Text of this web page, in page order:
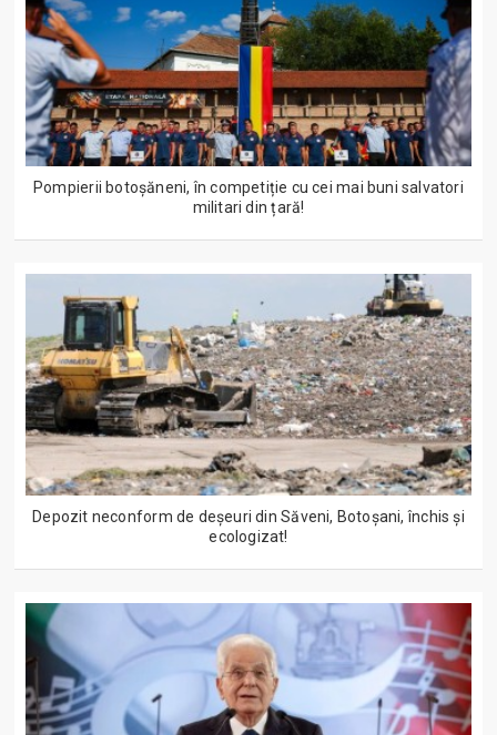
Pompierii botoșăneni, în competiție cu cei mai buni salvatori
militari din țară!
Depozit neconform de deșeuri din Săveni, Botoșani, închis și
ecologizat!